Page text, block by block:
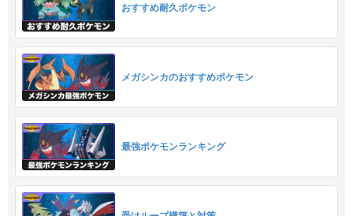
おすすめ耐久ポケモン
メガシンカのおすすめポケモン
最強ポケモンランキング